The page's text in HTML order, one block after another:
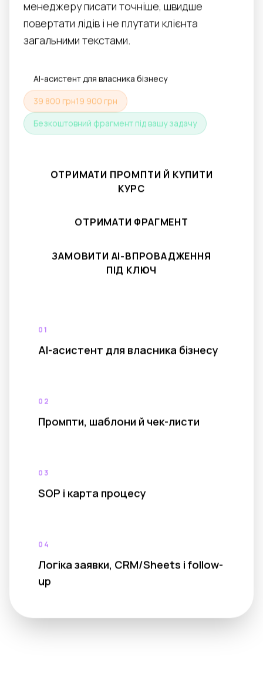
менеджеру писати точніше, швидше
повертати лідів і не плутати клієнта
загальними текстами.
AI-асистент для власника бізнесу
39 800 грн19 900 грн
Безкоштовний фрагмент під вашу задачу
ОТРИМАТИ ПРОМПТИ Й КУПИТИ
КУРС
ОТРИМАТИ ФРАГМЕНТ
ЗАМОВИТИ AI-ВПРОВАДЖЕННЯ
ПІД КЛЮЧ
01
AI-асистент для власника бізнесу
02
Промпти, шаблони й чек-листи
03
SOP і карта процесу
04
Логіка заявки, CRM/Sheets і follow-
up